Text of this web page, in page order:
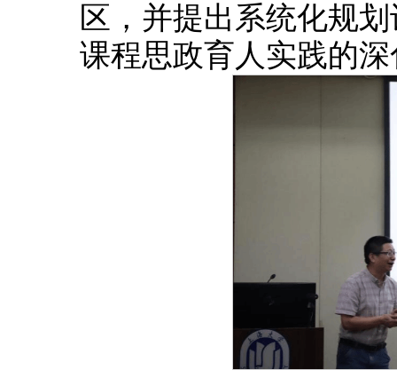
区，并提出系统化规
课程思政育人实践的